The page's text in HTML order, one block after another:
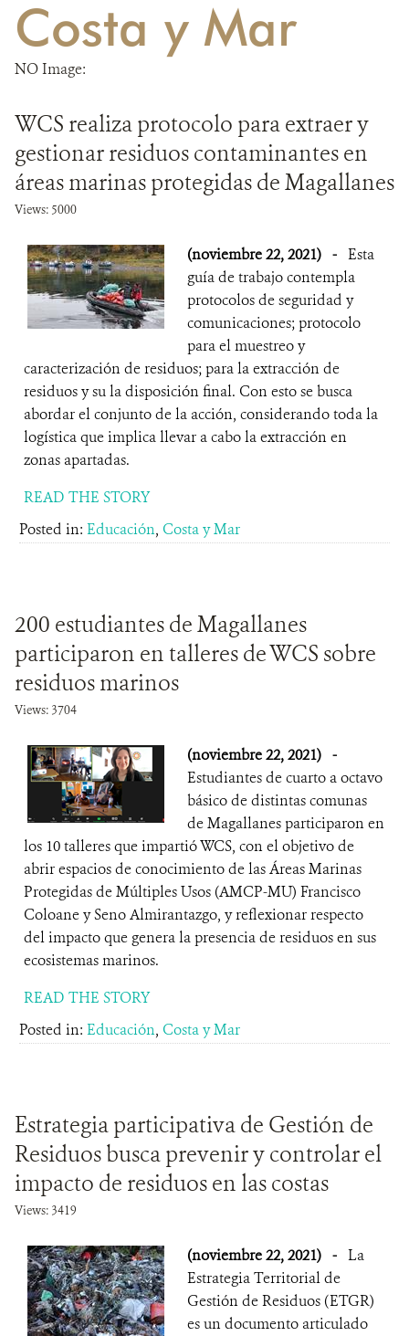
DONA
Costa y Mar
NO Image:
WCS realiza protocolo para extraer y
gestionar residuos contaminantes en
áreas marinas protegidas de Magallanes
Views: 5000
(noviembre 22, 2021) - Esta
guía de trabajo contempla
protocolos de seguridad y
comunicaciones; protocolo
para el muestreo y
caracterización de residuos; para la extracción de
residuos y su la disposición final. Con esto se busca
abordar el conjunto de la acción, considerando toda la
logística que implica llevar a cabo la extracción en
zonas apartadas.
READ THE STORY
Posted in: Educación, Costa y Mar
200 estudiantes de Magallanes
participaron en talleres de WCS sobre
residuos marinos
Views: 3704
(noviembre 22, 2021) -
Estudiantes de cuarto a octavo
básico de distintas comunas
de Magallanes participaron en
los 10 talleres que impartió WCS, con el objetivo de
abrir espacios de conocimiento de las Áreas Marinas
Protegidas de Múltiples Usos (AMCP-MU) Francisco
Coloane y Seno Almirantazgo, y reflexionar respecto
del impacto que genera la presencia de residuos en sus
ecosistemas marinos.
READ THE STORY
Posted in: Educación, Costa y Mar
Estrategia participativa de Gestión de
Residuos busca prevenir y controlar el
impacto de residuos en las costas
Views: 3419
(noviembre 22, 2021) - La
Estrategia Territorial de
Gestión de Residuos (ETGR)
es un documento articulado